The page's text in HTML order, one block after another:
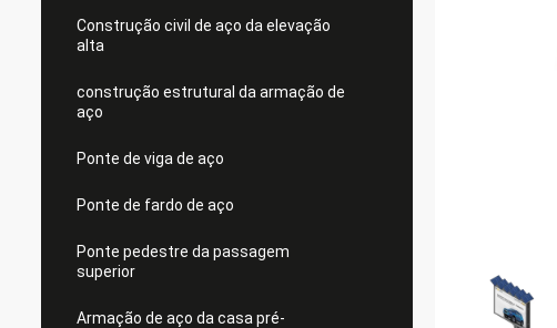
Construção civil de aço da elevação
alta
construção estrutural da armação de
aço
Ponte de viga de aço
Ponte de fardo de aço
Ponte pedestre da passagem
superior
Armação de aço da casa pré-